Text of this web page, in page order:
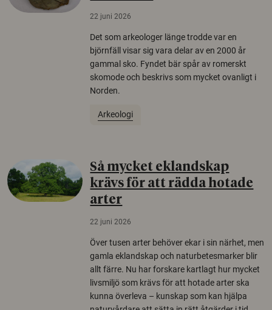
22 juni 2026
Det som arkeologer länge trodde var en
björnfäll visar sig vara delar av en 2000 år
gammal sko. Fyndet bär spår av romerskt
skomode och beskrivs som mycket ovanligt i
Norden.
Arkeologi
Så mycket eklandskap
krävs för att rädda hotade
arter
22 juni 2026
Över tusen arter behöver ekar i sin närhet, men
gamla eklandskap och naturbetesmarker blir
allt färre. Nu har forskare kartlagt hur mycket
livsmiljö som krävs för att hotade arter ska
kunna överleva – kunskap som kan hjälpa